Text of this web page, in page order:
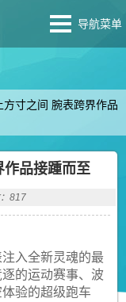
导航菜单
方寸之间 腕表跨界作品
作品接踵而至
817
入全新灵魂的最
的运动赛事、波
验的超级跑车